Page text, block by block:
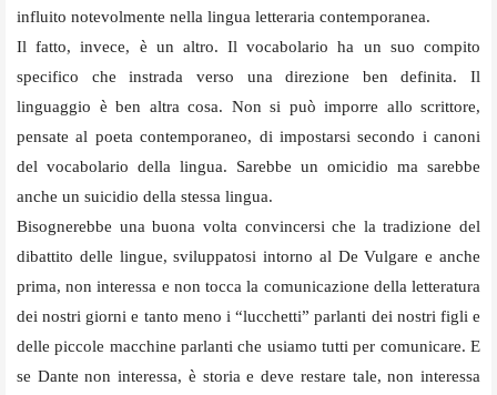
influito notevolmente nella lingua letteraria contemporanea.
Il fatto, invece, è un altro. Il vocabolario ha un suo compito
specifico che instrada verso una direzione ben definita. Il
linguaggio è ben altra cosa. Non si può imporre allo scrittore,
pensate al poeta contemporaneo, di impostarsi secondo i canoni
del vocabolario della lingua. Sarebbe un omicidio ma sarebbe
anche un suicidio della stessa lingua.
Bisognerebbe una buona volta convincersi che la tradizione del
dibattito delle lingue, sviluppatosi intorno al De Vulgare e anche
prima, non interessa e non tocca la comunicazione della letteratura
dei nostri giorni e tanto meno i “lucchetti” parlanti dei nostri figli e
delle piccole macchine parlanti che usiamo tutti per comunicare. E
se Dante non interessa, è storia e deve restare tale, non interessa